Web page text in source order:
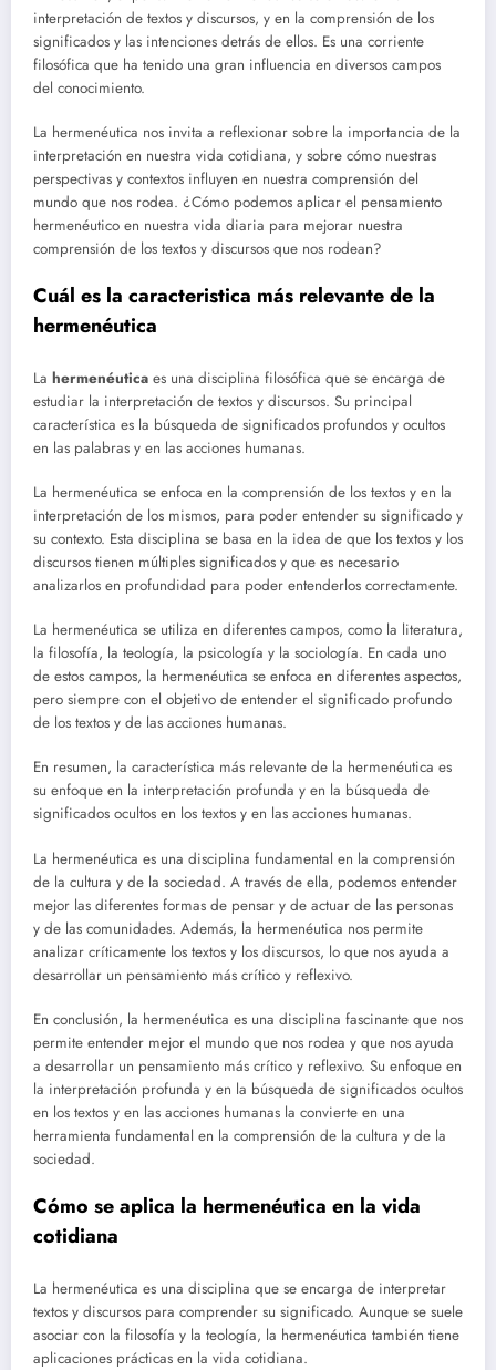
interpretación de textos y discursos, y en la comprensión de los
significados y las intenciones detrás de ellos. Es una corriente
filosófica que ha tenido una gran influencia en diversos campos
del conocimiento.
La hermenéutica nos invita a reflexionar sobre la importancia de la
interpretación en nuestra vida cotidiana, y sobre cómo nuestras
perspectivas y contextos influyen en nuestra comprensión del
mundo que nos rodea. ¿Cómo podemos aplicar el pensamiento
hermenéutico en nuestra vida diaria para mejorar nuestra
comprensión de los textos y discursos que nos rodean?
Cuál es la caracteristica más relevante de la
hermenéutica
La hermenéutica es una disciplina filosófica que se encarga de
estudiar la interpretación de textos y discursos. Su principal
característica es la búsqueda de significados profundos y ocultos
en las palabras y en las acciones humanas.
La hermenéutica se enfoca en la comprensión de los textos y en la
interpretación de los mismos, para poder entender su significado y
su contexto. Esta disciplina se basa en la idea de que los textos y los
discursos tienen múltiples significados y que es necesario
analizarlos en profundidad para poder entenderlos correctamente.
La hermenéutica se utiliza en diferentes campos, como la literatura,
la filosofía, la teología, la psicología y la sociología. En cada uno
de estos campos, la hermenéutica se enfoca en diferentes aspectos,
pero siempre con el objetivo de entender el significado profundo
de los textos y de las acciones humanas.
En resumen, la característica más relevante de la hermenéutica es
su enfoque en la interpretación profunda y en la búsqueda de
significados ocultos en los textos y en las acciones humanas.
La hermenéutica es una disciplina fundamental en la comprensión
de la cultura y de la sociedad. A través de ella, podemos entender
mejor las diferentes formas de pensar y de actuar de las personas
y de las comunidades. Además, la hermenéutica nos permite
analizar críticamente los textos y los discursos, lo que nos ayuda a
desarrollar un pensamiento más crítico y reflexivo.
En conclusión, la hermenéutica es una disciplina fascinante que nos
permite entender mejor el mundo que nos rodea y que nos ayuda
a desarrollar un pensamiento más crítico y reflexivo. Su enfoque en
la interpretación profunda y en la búsqueda de significados ocultos
en los textos y en las acciones humanas la convierte en una
herramienta fundamental en la comprensión de la cultura y de la
sociedad.
Cómo se aplica la hermenéutica en la vida
cotidiana
La hermenéutica es una disciplina que se encarga de interpretar
textos y discursos para comprender su significado. Aunque se suele
asociar con la filosofía y la teología, la hermenéutica también tiene
aplicaciones prácticas en la vida cotidiana.